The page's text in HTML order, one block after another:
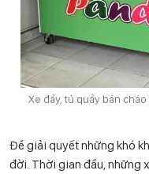
Xe đẩy, tủ quầy bán
Để giải quyết những khó
đời. Thời gian đầu, những